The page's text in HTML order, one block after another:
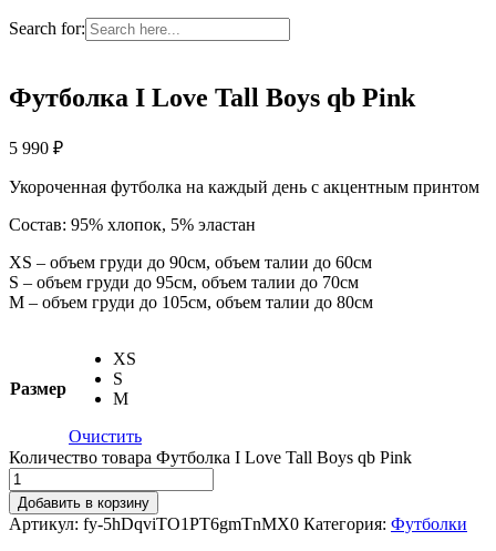
Search for:
Футболка I Love Tall Boys qb Pink
5 990 ₽
Укороченная футболка на каждый день с акцентным принтом
Состав: 95% хлопок, 5% эластан
XS – объем груди до 90см, объем талии до 60см
S – объем груди до 95см, объем талии до 70см
М – объем груди до 105см, объем талии до 80см
Размер
XS
S
M
Очистить
Количество товара Футболка I Love Tall Boys qb Pink
Добавить в корзину
Артикул: fy-5hDqviTO1PT6gmTnMX0 Категория: Футболки